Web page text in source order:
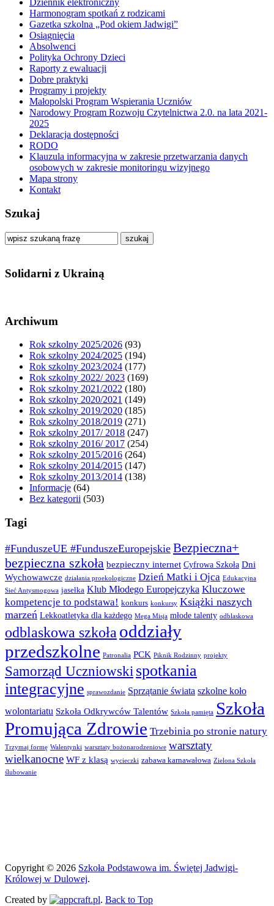
Dziennik elektroniczny
Harmonogram spotkań z rodzicami
Gazetka szkolna „Pod okiem Jadwigi”
Osiągnięcia
Absolwenci
Polityka Ochrony Dzieci
Raporty z ewaluacji
Dobre praktyki
Programy i projekty
Małopolski Program Wspierania Uczniów
Narodowy Program Rozwoju Czytelnictwa 2.0. na lata 2021-
2025
Deklaracja dostępności
RODO
Klauzula informacyjna w zakresie przetwarzania danych
osobowych w zakresie monitoringu wizyjnego
Mapa strony
Kontakt
Szukaj
szukaj
Solidarni z Ukrainą
Archiwum
Rok szkolny 2025/2026 (93)
Rok szkolny 2024/2025 (194)
Rok szkolny 2023/2024 (177)
Rok szkolny 2022/ 2023 (169)
Rok szkolny 2021/2022 (180)
Rok szkolny 2020/2021 (149)
Rok szkolny 2019/2020 (185)
Rok szkolny 2018/2019 (271)
Rok szkolny 2017/ 2018 (247)
Rok szkolny 2016/ 2017 (254)
Rok szkolny 2015/2016 (264)
Rok szkolny 2014/2015 (147)
Rok szkolny 2013/2014 (138)
Informacje (64)
Bez kategorii (503)
Tagi
#FunduszeUE #FunduszeEuropejskie Bezpieczna+
bezpieczna szkoła bezpieczny internet Cyfrowa Szkoła Dni
Wychowawcze działania proekologiczne Dzień Matki i Ojca Edukacyjna
Sieć Antysmogowa jasełka Klub Młodego Europejczyka Kluczowe
kompetencje to podstawa! konkurs konkursy Książki naszych
marzeń Lekkoatletyka dla każdego Mega Misja młode talenty odblaskowa
odblaskowa szkoła oddziały
przedszkolne Patronalia PCK Piknik Rodzinny projekty
Samorząd Uczniowski spotkania
integracyjne sprawozdanie Sprzątanie świata szkolne koło
wolontariatu Szkoła Odkrywców Talentów Szkoła pamięta Szkoła
Promująca Zdrowie Trzebinia po stronie natury
Trzymaj formę Walentynki warsztaty bożonarodzeniowe warsztaty
wielkanocne WF z klasą wycieczki zabawa karnawałowa Zielona Szkoła
ślubowanie
Copyright © 2026 Szkoła Podstawowa im. Świętej Jadwigi-
Królowej w Dulowej.
Created by
. Back to Top